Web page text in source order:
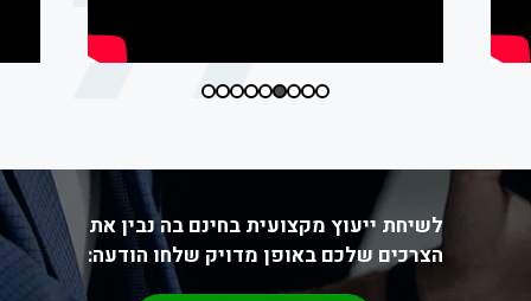
לשיחת ייעוץ מקצועית בחינם בה נבין את
הצרכים שלכם באופן מדויק שלחו הודעה: